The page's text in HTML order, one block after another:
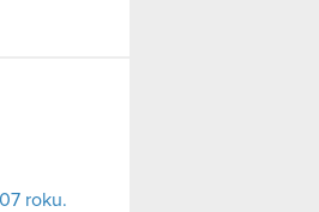
roku.